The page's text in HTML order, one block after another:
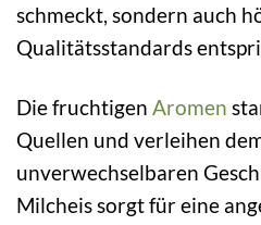
schmeckt, sondern auch
Qualitätsstandards
Die fruchtigen Aromen
Quellen und verleihen
unverwechselbaren
Milcheis sorgt für eine